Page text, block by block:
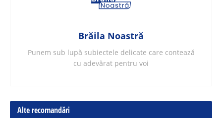
Brăila Noastră
Punem sub lupă subiectele delicate care contează
cu adevărat pentru voi
Alte recomandări